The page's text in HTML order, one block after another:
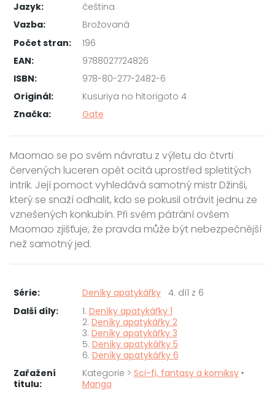
Jazyk:
čeština
Vazba:
Brožovaná
Počet stran:
196
EAN:
9788027724826
ISBN:
978-80-277-2482-6
Originál:
Kusuriya no hitorigoto 4
Značka:
Gate
Maomao se po svém návratu z výletu do čtvrti
červených luceren opět ocitá uprostřed spletitých
intrik. Její pomoct vyhledává samotný mistr Džinši,
který se snaží odhalit, kdo se pokusil otrávit jednu ze
vznešených konkubín. Při svém pátrání ovšem
Maomao zjišťuje, že pravda může být nebezpečnější
než samotný jed.
Série: Deníky apatykářky
4. díl z 6
Další díly:
1. Deníky apatykářky 1
2. Deníky apatykářky 2
3. Deníky apatykářky 3
5. Deníky apatykářky 5
6. Deníky apatykářky 6
Zařažení
titulu:
Kategorie > Sci-fi, fantasy a komiksy‣
Manga